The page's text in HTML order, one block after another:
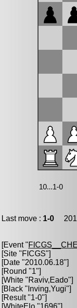
Last move : 1-0
[Event "
[Site "FICGS"]
[Date "2010.06.18"]
[Round "1"]
[White "Raviv,Eado"]
[Black " Inving,Yugi"]
[Result "1-0"]
[WhiteElo "1696"]